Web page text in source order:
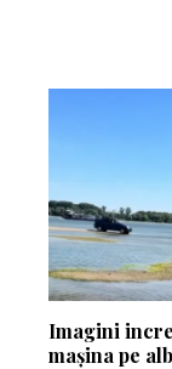
Imagini
mașina pe